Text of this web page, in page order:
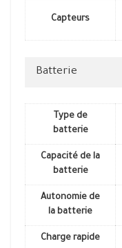
Capteurs
Batterie
Type de
batterie
Capacité de la
batterie
Autonomie de
la batterie
Charge rapide